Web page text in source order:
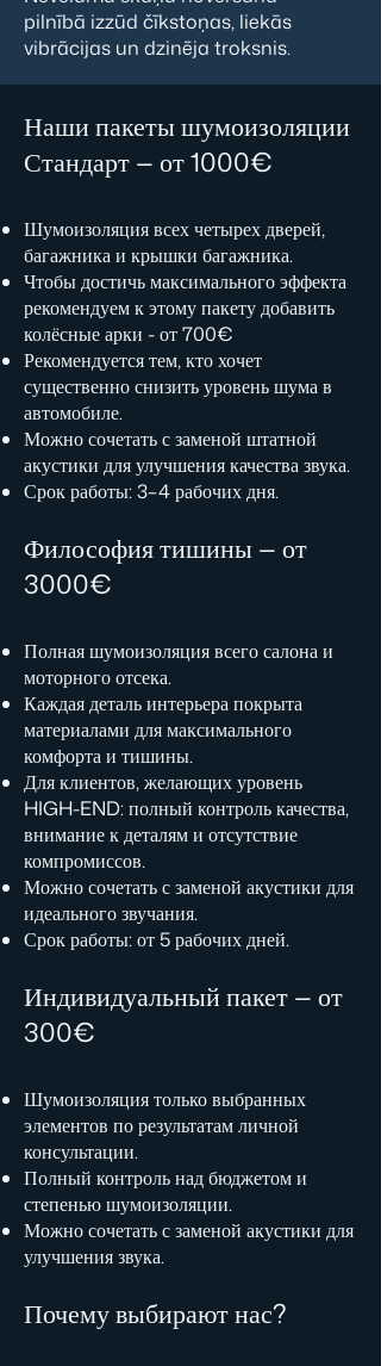
pilnībā izzūd čīkstoņas, liekās
vibrācijas un dzinēja troksnis.
Наши пакеты шумоизоляции
Стандарт — от 1000€
Шумоизоляция всех четырех дверей,
багажника и крышки багажника.
Чтобы достичь максимального эффекта
рекомендуем к этому пакету добавить
колёсные арки - от 700€
Рекомендуется тем, кто хочет
существенно снизить уровень шума в
автомобиле.
Можно сочетать с заменой штатной
акустики для улучшения качества звука.
Срок работы: 3–4 рабочих дня.
Философия тишины — от
3000€
Полная шумоизоляция всего салона и
моторного отсека.
Каждая деталь интерьера покрыта
материалами для максимального
комфорта и тишины.
Для клиентов, желающих уровень
HIGH-END: полный контроль качества,
внимание к деталям и отсутствие
компромиссов.
Можно сочетать с заменой акустики для
идеального звучания.
Срок работы: от 5 рабочих дней.
Индивидуальный пакет — от
300€
Шумоизоляция только выбранных
элементов по результатам личной
консультации.
Полный контроль над бюджетом и
степенью шумоизоляции.
Можно сочетать с заменой акустики для
улучшения звука.
Почему выбирают нас?